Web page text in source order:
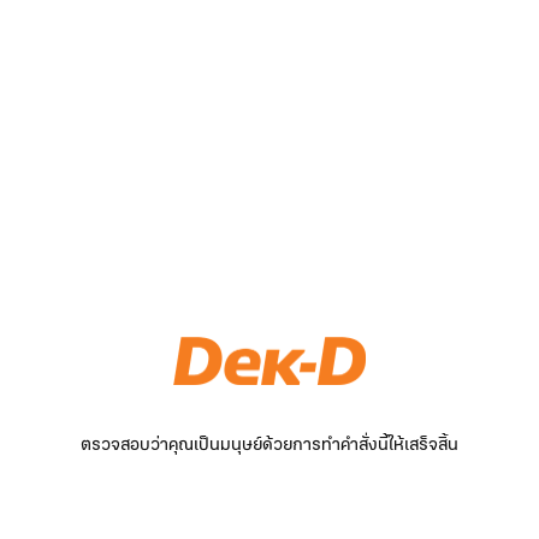
ตรวจสอบว่าคุณเป็นมนุษย์ด้วยการทำคำสั่งนี้ให้เสร็จสิ้น